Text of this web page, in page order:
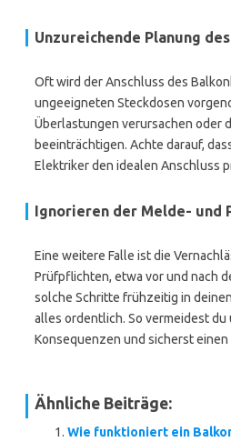
Unzureichende Planung
Oft wird der Anschluss des
ungeeigneten Steckdosen
Überlastungen verursachen oder
beeinträchtigen. Achte darauf,
Elektriker den idealen Anschluss
Ignorieren der Melde- und
Eine weitere Falle ist die
Prüfpflichten, etwa vor und nach
solche Schritte frühzeitig in
alles ordentlich. So vermeidest du
Konsequenzen und sicherst
Ähnliche Beiträge:
Wie funktioniert ein